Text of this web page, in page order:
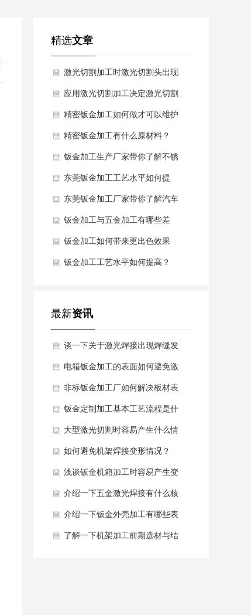
精选文章
激光切割加工时激光切割头出现
异常该怎么办？
应用激光切割加工决定激光切割
的质量
精密钣金加工如何做才可以维护
表面不被氧化浸蚀？
精密钣金加工有什么原材料？
钣金加工生产厂家带你了解不锈
钢钣金加工的材料
东莞钣金加工工艺水平如何提
高？
东莞钣金加工厂家带你了解汽车
钣金的材质规定
钣金加工与五金加工有哪些差
别？
钣金加工如何带来更出色效果
钣金加工工艺水平如何提高？
最新资讯
谈一下关于激光焊接出现焊缝发
黄发黑如何解决？
电箱钣金加工的表面如何避免激
光烧痕？
非标钣金加工厂如何解决板材表
面压痕去除？
钣金定制加工基本工艺流程是什
么？
大型激光切割时容易产生什么情
况？
如何避免机架焊接变形情况？
浅谈钣金机箱加工时容易产生变
形原因是什么？
介绍一下五金激光焊接有什么核
心优势？
介绍一下钣金外壳加工有哪些表
面处理工艺？
了解一下机架加工前期选材与结